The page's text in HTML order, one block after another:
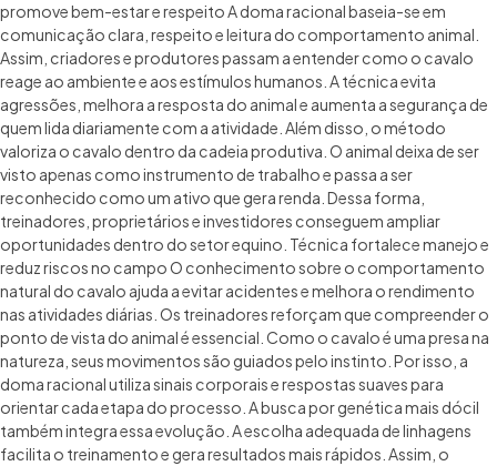
promove bem-estar e respeito A doma racional baseia-se em
comunicação clara, respeito e leitura do comportamento animal.
Assim, criadores e produtores passam a entender como o cavalo
reage ao ambiente e aos estímulos humanos. A técnica evita
agressões, melhora a resposta do animal e aumenta a segurança de
quem lida diariamente com a atividade. Além disso, o método
valoriza o cavalo dentro da cadeia produtiva. O animal deixa de ser
visto apenas como instrumento de trabalho e passa a ser
reconhecido como um ativo que gera renda. Dessa forma,
treinadores, proprietários e investidores conseguem ampliar
oportunidades dentro do setor equino. Técnica fortalece manejo e
reduz riscos no campo O conhecimento sobre o comportamento
natural do cavalo ajuda a evitar acidentes e melhora o rendimento
nas atividades diárias. Os treinadores reforçam que compreender o
ponto de vista do animal é essencial. Como o cavalo é uma presa na
natureza, seus movimentos são guiados pelo instinto. Por isso, a
doma racional utiliza sinais corporais e respostas suaves para
orientar cada etapa do processo. A busca por genética mais dócil
também integra essa evolução. A escolha adequada de linhagens
facilita o treinamento e gera resultados mais rápidos. Assim, o